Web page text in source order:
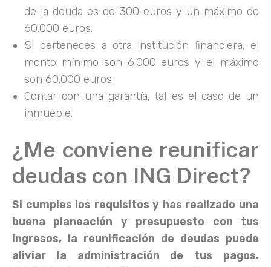
de la deuda es de 300 euros y un máximo de
60.000 euros.
Si perteneces a otra institución financiera, el
monto mínimo son 6.000 euros y el máximo
son 60.000 euros.
Contar con una garantía, tal es el caso de un
inmueble.
¿Me conviene reunificar
deudas con ING Direct?
Si cumples los requisitos y has realizado una
buena planeación y presupuesto con tus
ingresos, la reunificación de deudas puede
aliviar la administración de tus pagos.